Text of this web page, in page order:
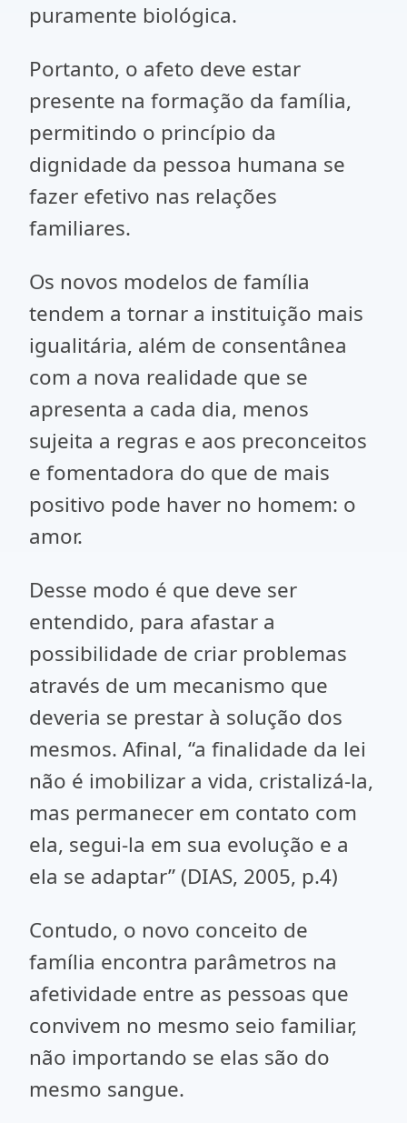
puramente biológica.
Portanto, o afeto deve estar
presente na formação da família,
permitindo o princípio da
dignidade da pessoa humana se
fazer efetivo nas relações
familiares.
Os novos modelos de família
tendem a tornar a instituição mais
igualitária, além de consentânea
com a nova realidade que se
apresenta a cada dia, menos
sujeita a regras e aos preconceitos
e fomentadora do que de mais
positivo pode haver no homem: o
amor.
Desse modo é que deve ser
entendido, para afastar a
possibilidade de criar problemas
através de um mecanismo que
deveria se prestar à solução dos
mesmos. Afinal, “a finalidade da lei
não é imobilizar a vida, cristalizá-la,
mas permanecer em contato com
ela, segui-la em sua evolução e a
ela se adaptar” (DIAS, 2005, p.4)
Contudo, o novo conceito de
família encontra parâmetros na
afetividade entre as pessoas que
convivem no mesmo seio familiar,
não importando se elas são do
mesmo sangue.